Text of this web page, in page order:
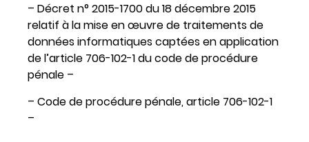
– Décret n° 2015-1700 du 18 décembre 2015
relatif à la mise en œuvre de traitements de
données informatiques captées en application
de l’article 706-102-1 du code de procédure
pénale –
– Code de procédure pénale, article 706-102-1
–